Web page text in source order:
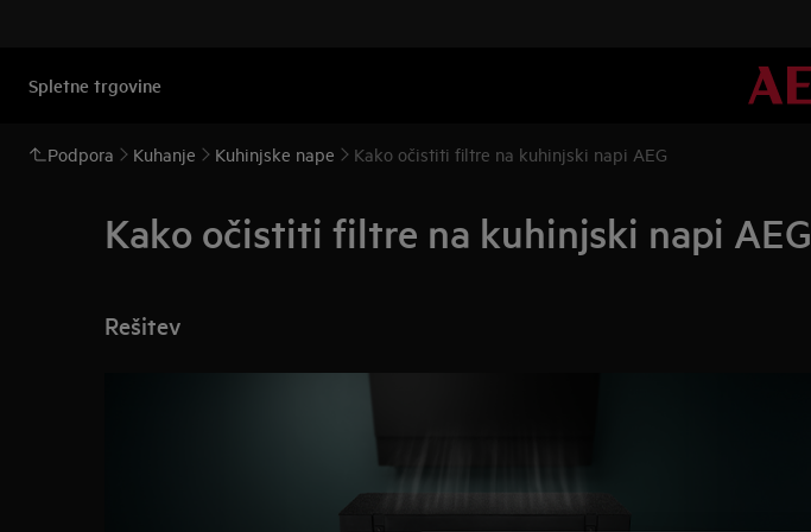
Spletne trgovine
Podpora Kuhanje Kuhinjske nape Kako očistiti filtre na kuhinjski napi AEG
Kako očistiti filtre na kuhinjski napi AEG
Rešitev